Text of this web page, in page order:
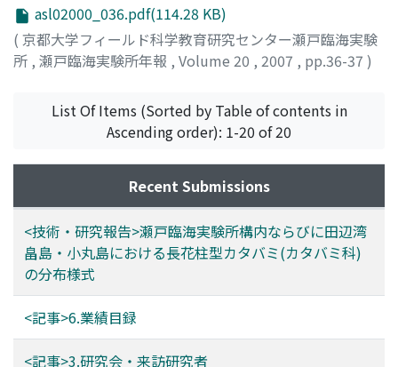
asl02000_036.pdf(114.28 KB)
( 京都大学フィールド科学教育研究センター瀬戸臨海実験
所 , 瀬戸臨海実験所年報 , Volume 20 , 2007 , pp.36-37 )
Hironobu ;Uchida, Hiroomi
List Of Items (Sorted by Table of contents in
Ascending order): 1-20 of 20
Recent Submissions
<技術・研究報告>瀬戸臨海実験所構内ならびに田辺湾
畠島・小丸島における長花柱型カタバミ(カタバミ科)
の分布様式
<記事>6.業績目録
<記事>3.研究会・来訪研究者